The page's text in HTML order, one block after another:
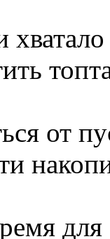
от